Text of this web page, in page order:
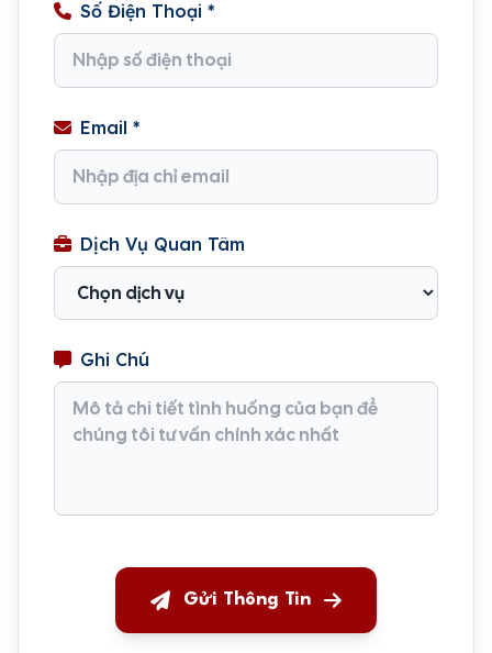
Số Điện Thoại *
Email *
Dịch Vụ Quan Tâm
Ghi Chú
Gửi Thông Tin